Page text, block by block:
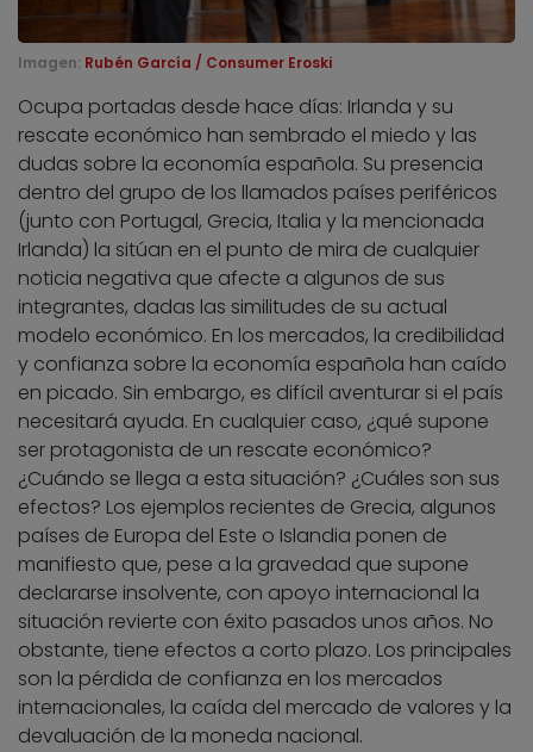
Imagen: Rubén García / Consumer Eroski
Ocupa portadas desde hace días: Irlanda y su
rescate económico han sembrado el miedo y las
dudas sobre la economía española. Su presencia
dentro del grupo de los llamados países periféricos
(junto con Portugal, Grecia, Italia y la mencionada
Irlanda) la sitúan en el punto de mira de cualquier
noticia negativa que afecte a algunos de sus
integrantes, dadas las similitudes de su actual
modelo económico. En los mercados, la credibilidad
y confianza sobre la economía española han caído
en picado. Sin embargo, es difícil aventurar si el país
necesitará ayuda. En cualquier caso, ¿qué supone
ser protagonista de un rescate económico?
¿Cuándo se llega a esta situación? ¿Cuáles son sus
efectos? Los ejemplos recientes de Grecia, algunos
países de Europa del Este o Islandia ponen de
manifiesto que, pese a la gravedad que supone
declararse insolvente, con apoyo internacional la
situación revierte con éxito pasados unos años. No
obstante, tiene efectos a corto plazo. Los principales
son la pérdida de confianza en los mercados
internacionales, la caída del mercado de valores y la
devaluación de la moneda nacional.